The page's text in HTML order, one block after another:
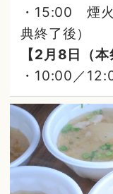
・15:00 煙
典終了後）
【2月8日（本
・10:00／